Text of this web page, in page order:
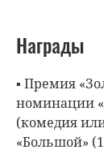
Награды
▪ Премия
номинации
(комедия
«Большой»